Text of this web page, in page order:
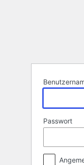
Passwort